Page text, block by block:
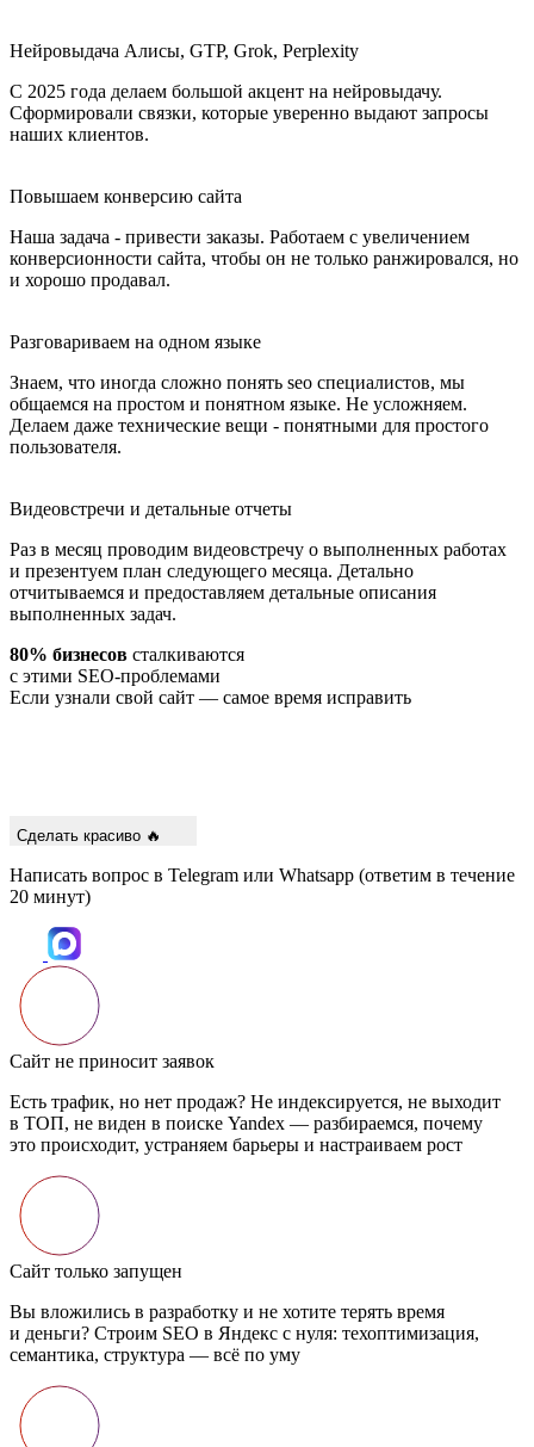
Нейровыдача Алисы, GTP, Grok, Perplexity
С 2025 года делаем большой акцент на нейровыдачу.
Сформировали связки, которые уверенно выдают запросы
наших клиентов.
Повышаем конверсию сайта
Наша задача - привести заказы. Работаем с увеличением
конверсионности сайта, чтобы он не только ранжировался, но
и хорошо продавал.
Разговариваем на одном языке
Знаем, что иногда сложно понять seo специалистов, мы
общаемся на простом и понятном языке. Не усложняем.
Делаем даже технические вещи - понятными для простого
пользователя.
Видеовстречи и детальные отчеты
Раз в месяц проводим видеовстречу о выполненных работах
и презентуем план следующего месяца. Детально
отчитываемся и предоставляем детальные описания
выполненных задач.
80% бизнесов сталкиваются
с этими SEO-проблемами
Если узнали свой сайт — самое время исправить
Сделать красиво 🔥
Написать вопрос в Telegram или Whatsapp (ответим в течение
20 минут)
Сайт не приносит заявок
Есть трафик, но нет продаж? Не индексируется, не выходит
в ТОП, не виден в поиске Yandex — разбираемся, почему
это происходит, устраняем барьеры и настраиваем рост
Сайт только запущен
Вы вложились в разработку и не хотите терять время
и деньги? Строим SEO в Яндекс с нуля: техоптимизация,
семантика, структура — всё по уму